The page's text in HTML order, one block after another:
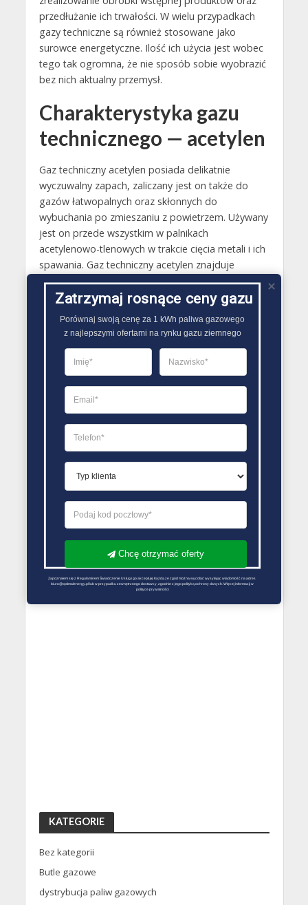
przedłużanie ich trwałości. W wielu przypadkach
gazy techniczne są również stosowane jako
surowce energetyczne. Ilość ich użycia jest wobec
tego tak ogromna, że nie sposób sobie wyobrazić
bez nich aktualny przemysł.
Charakterystyka gazu
technicznego — acetylen
Gaz techniczny acetylen posiada delikatnie
wyczuwalny zapach, zaliczany jest on także do
gazów łatwopalnych oraz skłonnych do
wybuchania po zmieszaniu z powietrzem. Używany
jest on przede wszystkim w palnikach
acetylenowo-tlenowych w trakcie cięcia metali i ich
spawania. Gaz techniczny acetylen znajduje
dodatkowo szerokie przeznaczenie w branży
chemicznej na przykład do wytwarzania różnych
tworzyw sztucznych..
KATEGORIE
Bez kategorii
Butle gazowe
dystrybucja paliw gazowych
Zatrzymaj rosnące ceny gazu
Porównaj swoją cenę za 1 kWh paliwa gazowego
z najlepszymi ofertami na rynku gazu ziemnego
Chcę otrzymać oferty
Zapoznałem się z Regulaminem Świadczenie Usług i go akceptuję Każdą ze zgód można wycofać wysyłając wiadomość na adres
biuro@optimalenergy.pl lub w przypadku zewnętrznego dostawcy, zgodnie z jego polityką ochrony danych. Więcej informacji w
polityce prywatności